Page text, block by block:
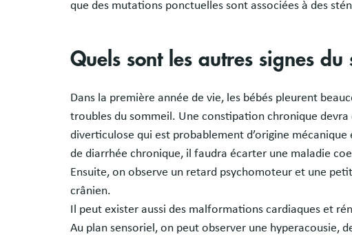
que des mutations ponctuelles sont associées à des
Quels sont les autres signes
Dans la première année de vie, les bébés pleurent
troubles du sommeil. Une constipation chronique
diverticulose qui est probablement d’origine
de diarrhée chronique, il faudra écarter une maladie
Ensuite, on observe un retard psychomoteur et une
crânien.
Il peut exister aussi des malformations cardiaques et
Au plan sensoriel, on peut observer une hyperacousie,